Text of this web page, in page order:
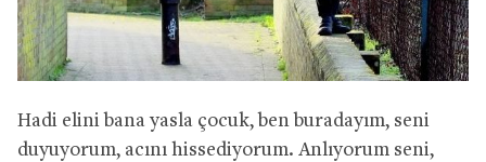
Hadi elini bana yasla çocuk, ben buradayım, seni
duyuyorum, acını hissediyorum. Anlıyorum seni,